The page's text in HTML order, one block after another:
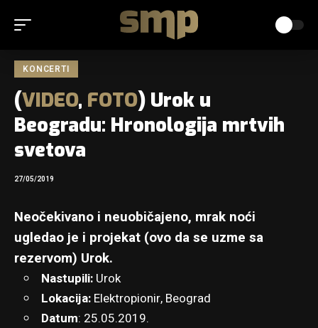
KONCERTI
(VIDEO, FOTO) Urok u
Beogradu: Hronologija mrtvih
svetova
27/05/2019
Neočekivano i neuobičajeno, mrak noći
ugledao je i projekat (ovo da se uzme sa
rezervom) Urok.
Nastupili: Urok
Lokacija: Elektropionir, Beograd
Datum: 25.05.2019.